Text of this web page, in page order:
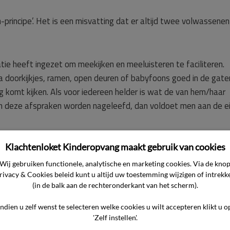
Het is een misvatting dat er altijd twee volwassenen
heeft ingezet om meekijken en meeluisteren te faciliteren.
ramen, open deuren of babyfoons goed in de
komt kijken. Als voor iedereen helder is wat de van hem/haar
afspraken worden nageleefd, dan voldoet men aan de
voor alle vormen van opvang verplicht is. Alleen locaties
kinderopvang (tot 6 kinderen) moeten voldoen aan
organisatie worden geïnformeerd over hoe het vierogen
met het vierogen-principe, vraag het dan aan de locatie-
Klachtenloket Kinderopvang maakt gebruik van cookies
Wij gebruiken functionele, analytische en marketing cookies. Via de knop
& Cookies beleid kunt u altijd uw toestemming wijzigen of
(in de balk aan de rechteronderkant van het scherm).
u zelf wenst te selecteren welke cookies u wilt accepteren klikt u
'Zelf instellen'.